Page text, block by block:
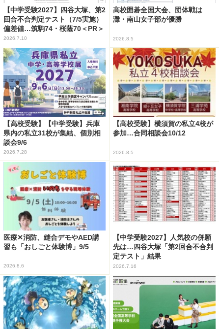
【中学受験2027】四谷大塚、第2
回合不合判定テスト（7/5実施）
偏差値…筑駒74・桜蔭70＜PR＞
2026.7.10
高校囲碁全国大会、団体戦は
灘・南山女子部が優勝
2026.8.5
【高校受験】【中学受験】兵庫
県内の私立31校が集結、個別相
談会9/6
2026.7.28
【高校受験】横須賀の私立4校が
参加…合同相談会10/12
2026.8.5
医療✕消防、縫合デモやAED講
習も「おしごと体験博」9/5
2026.8.6
【中学受験2027】人気校の併願
先は…四谷大塚「第2回合不合判
定テスト」結果
2026.7.16